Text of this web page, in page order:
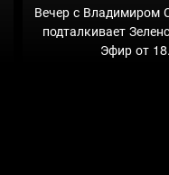
Вечер с Владимиром
подталкивает
Эфир от